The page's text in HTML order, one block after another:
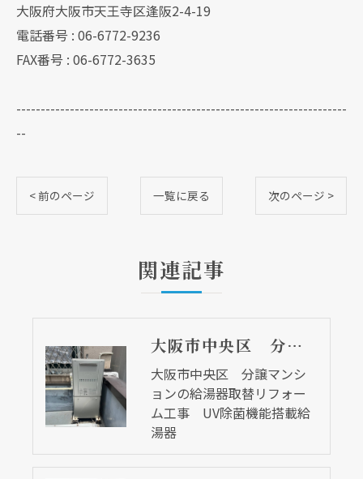
大阪府大阪市天王寺区逢阪2-4-19
電話番号 : 06-6772-9236
FAX番号 : 06-6772-3635
--------------------------------------------------------------------
--
< 前のページ 一覧に戻る 次のページ >
関連記事
大阪市中央区 分譲マンションの給湯器取替リフォーム工事 UV除菌機能搭載給湯器
大阪市中央区 分譲マンシ
ョンの給湯器取替リフォー
ム工事 UV除菌機能搭載給
湯器